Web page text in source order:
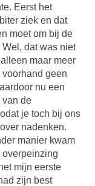
Eerst het
ziek en dat
moet om bij de
dat was niet
maar meer
geen
nu een
van de
je toch bij ons
nadenken.
manier kwam
overpeinzing
mijn eerste
zijn best